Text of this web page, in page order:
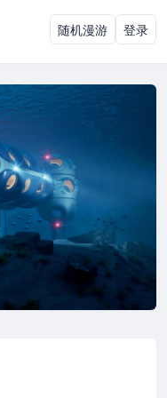
随机漫游 登录